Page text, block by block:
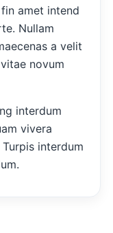
amet intend
Nullam
a velit
novum
interdum
vivera
interdum